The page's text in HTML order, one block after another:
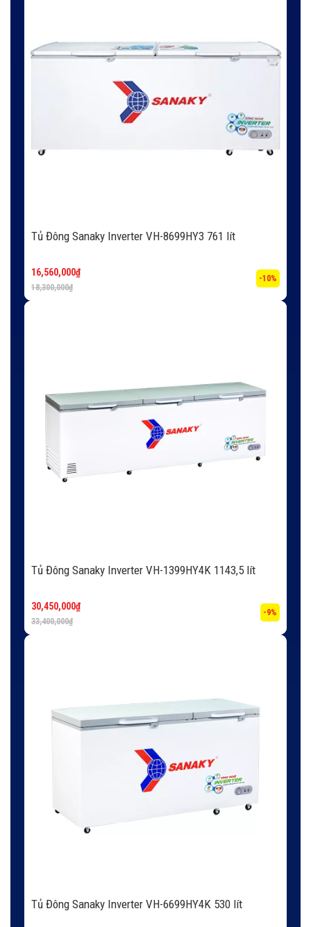
Tủ Đông Sanaky Inverter VH-8699HY3 761 lít
18,300,000₫
16,560,000₫
-10%
Tủ Đông Sanaky Inverter VH-1399HY4K 1143,5 lít
33,400,000₫
30,450,000₫
-9%
Tủ Đông Sanaky Inverter VH-6699HY4K 530 lít